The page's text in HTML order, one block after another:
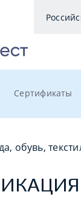
Сертификаты
обувь,